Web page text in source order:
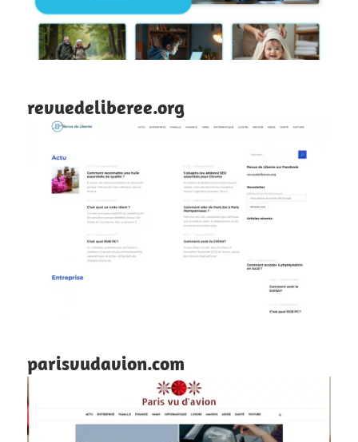
revuedeliberee.org
parisvudavion.com